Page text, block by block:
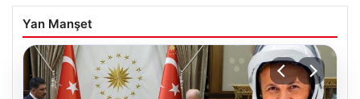
Yan Manşet